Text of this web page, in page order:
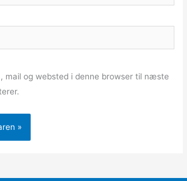
mail og websted i denne browser til næste